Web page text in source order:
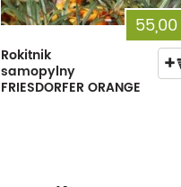
55,00
Rokitnik
samopylny
FRIESDORFER ORANGE